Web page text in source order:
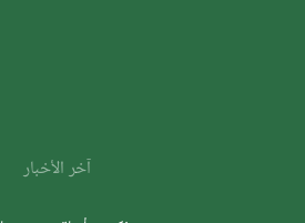
آخر الأخبار